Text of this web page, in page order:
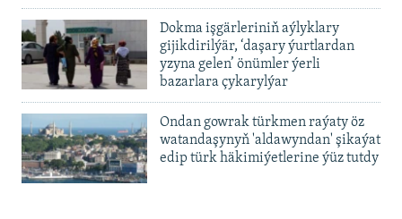
Dokma işgärleriniň aýlyklary
gijikdirilýär, ‘daşary ýurtlardan
yzyna gelen’ önümler ýerli
bazarlara çykarylýar
Ondan gowrak türkmen raýaty öz
watandaşynyň 'aldawyndan' şikaýat
edip türk häkimiýetlerine ýüz tutdy